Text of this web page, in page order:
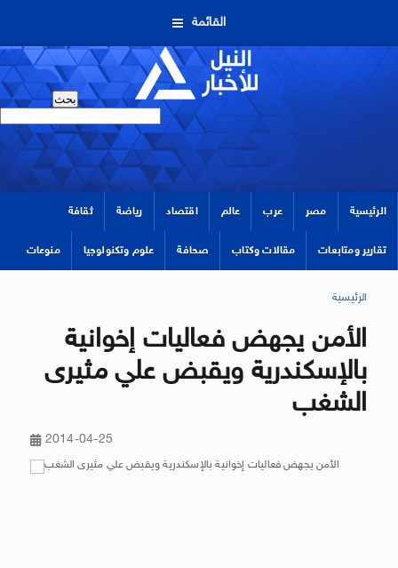
القائمة
الرئيسية مصر عرب عالم اقتصاد رياضة ثقافة
تقارير ومتابعات مقالات وكتاب صحافة علوم وتكنولوجيا منوعات
الرئيسية
الأمن يجهض فعاليات إخوانية
بالإسكندرية ويقبض علي مثيرى
الشغب
2014-04-25